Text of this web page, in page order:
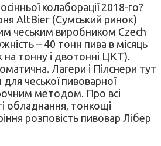
колаборації 2018-го?
AltBier (Сумський ринок)
чеським виробником Czech
– 40 тонн пива в місяць
тонну і двотонні ЦКТ).
Лагери і Пілснери тут
чеської пивоварної
методом. Про всі
обладнання, тонкощі
розповість пивовар Лібер